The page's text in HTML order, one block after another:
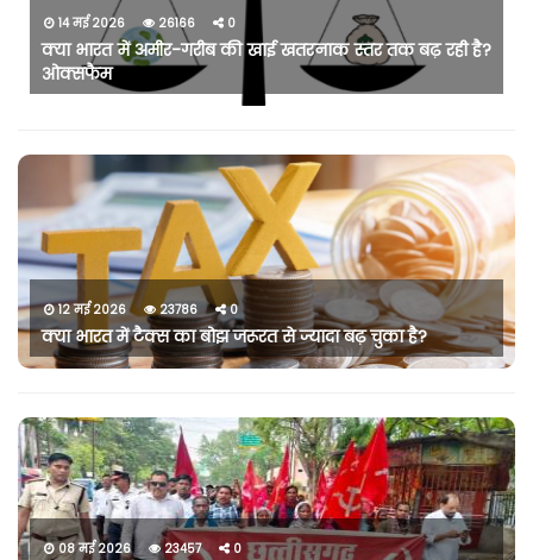
14 मई 2026 26166 0
क्या भारत में अमीर-गरीब की खाई खतरनाक स्तर तक बढ़ रही है?
ओक्सफैम
12 मई 2026 23786 0
क्या भारत में टैक्स का बोझ जरूरत से ज्यादा बढ़ चुका है?
08 मई 2026 23457 0